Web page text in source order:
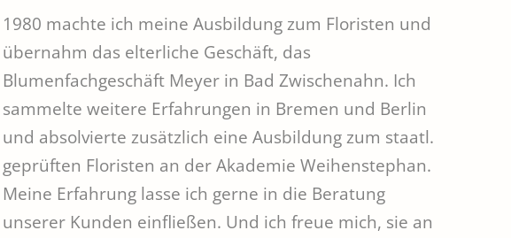
Gestelle
Zubehör
DRAUSSEN IM GARTEN
TRADITIONELLE GARTENWERKZEUGE
SÄEN, PFLANZEN, ERNTEN
ERQUICKENDES FÜR GEIST UND SEELE
GUTSCHEINE
1980 machte ich meine Ausbildung zum Floristen und
übernahm das elterliche Geschäft, das
Blumenfachgeschäft Meyer in Bad Zwischenahn. Ich
sammelte weitere Erfahrungen in Bremen und Berlin
und absolvierte zusätzlich eine Ausbildung zum staatl.
geprüften Floristen an der Akademie Weihenstephan.
Meine Erfahrung lasse ich gerne in die Beratung
unserer Kunden einfließen. Und ich freue mich, sie an